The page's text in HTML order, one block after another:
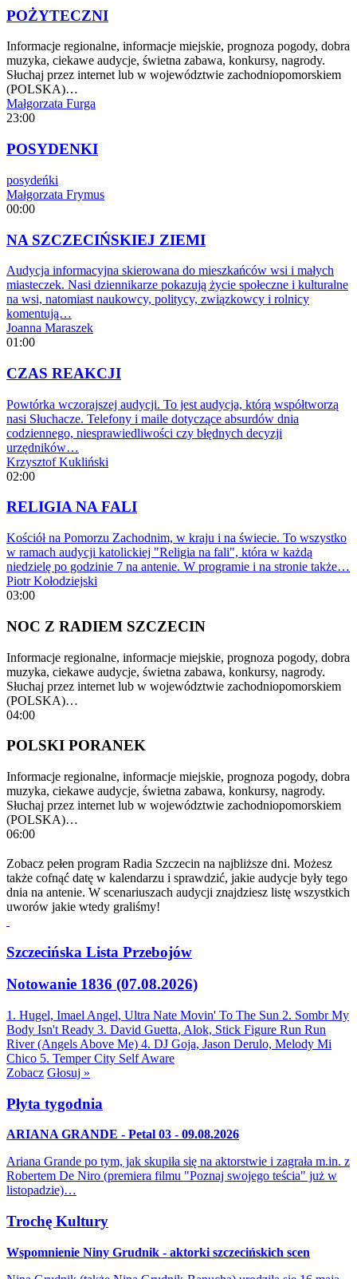
POŻYTECZNI
Informacje regionalne, informacje miejskie, prognoza pogody, dobra
muzyka, ciekawe audycje, świetna zabawa, konkursy, nagrody.
Słuchaj przez internet lub w województwie zachodniopomorskiem
(POLSKA)…
Małgorzata Furga
23:00
POSYDENKI
posydeńki
Małgorzata Frymus
00:00
NA SZCZECIŃSKIEJ ZIEMI
Audycja informacyjna skierowana do mieszkańców wsi i małych
miasteczek. Nasi dziennikarze pokazują życie społeczne i kulturalne
na wsi, natomiast naukowcy, politycy, związkowcy i rolnicy
komentują…
Joanna Maraszek
01:00
CZAS REAKCJI
Powtórka wczorajszej audycji. To jest audycja, którą współtworzą
nasi Słuchacze. Telefony i maile dotyczące absurdów dnia
codziennego, niesprawiedliwości czy błędnych decyzji
urzędników…
Krzysztof Kukliński
02:00
RELIGIA NA FALI
Kościół na Pomorzu Zachodnim, w kraju i na świecie. To wszystko
w ramach audycji katolickiej "Religia na fali", która w każdą
niedzielę po godzinie 7 na antenie. W programie i na stronie także…
Piotr Kołodziejski
03:00
NOC Z RADIEM SZCZECIN
Informacje regionalne, informacje miejskie, prognoza pogody, dobra
muzyka, ciekawe audycje, świetna zabawa, konkursy, nagrody.
Słuchaj przez internet lub w województwie zachodniopomorskiem
(POLSKA)…
04:00
POLSKI PORANEK
Informacje regionalne, informacje miejskie, prognoza pogody, dobra
muzyka, ciekawe audycje, świetna zabawa, konkursy, nagrody.
Słuchaj przez internet lub w województwie zachodniopomorskiem
(POLSKA)…
06:00
Zobacz pełen program Radia Szczecin na najbliższe dni. Możesz
także cofnąć datę w kalendarzu i sprawdzić, jakie audycje były tego
dnia na antenie. W scenariuszach audycji znajdziesz listę wszystkich
uworów jakie wtedy graliśmy!
Szczecińska Lista Przebojów
Notowanie 1836 (07.08.2026)
1. Hugel, Imael Angel, Ultra Nate Movin' To The Sun 2. Sombr My
Body Isn't Ready 3. David Guetta, Alok, Stick Figure Run Run
River (Angels Above Me) 4. DJ Goja, Jason Derulo, Melody Mi
Chico 5. Temper City Self Aware
Zobacz Głosuj »
Płyta tygodnia
ARIANA GRANDE - Petal 03 - 09.08.2026
Ariana Grande po tym, jak skupiła się na aktorstwie i zagrała m.in. z
Robertem De Niro (premiera filmu "Poznaj swojego teścia" już w
listopadzie)…
Trochę Kultury
Wspomnienie Niny Grudnik - aktorki szczecińskich scen